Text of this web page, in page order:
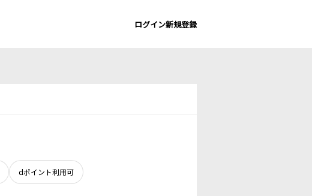
ログイン新規登録
dポイント利用可